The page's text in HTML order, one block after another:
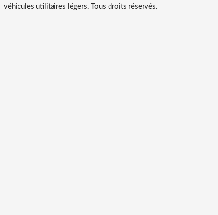
véhicules utilitaires légers. Tous droits réservés.